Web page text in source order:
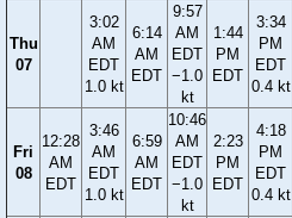
Thu
07
3:02
AM
EDT
1.0 kt
6:14
AM
EDT
9:57
AM
EDT
−1.0
kt
1:44
PM
EDT
3:34
PM
EDT
0.4 kt
Fri
08
12:28
AM
EDT
3:46
AM
EDT
1.0 kt
6:59
AM
EDT
10:46
AM
EDT
−1.0
kt
2:23
PM
EDT
4:18
PM
EDT
0.4 kt